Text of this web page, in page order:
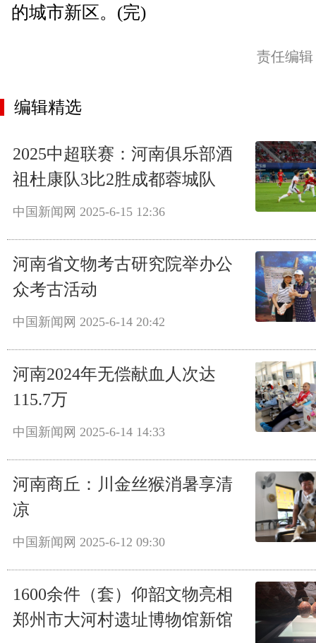
的城市新区。(完)
责任编
编辑精选
2025中超联赛：河南俱乐部酒
祖杜康队3比2胜成都蓉城队
中国新闻网 2025-6-15 12:36
河南省文物考古研究院举办公
众考古活动
中国新闻网 2025-6-14 20:42
河南2024年无偿献血人次达
115.7万
中国新闻网 2025-6-14 14:33
河南商丘：川金丝猴消暑享清
凉
中国新闻网 2025-6-12 09:30
1600余件（套）仰韶文物亮相
郑州市大河村遗址博物馆新馆